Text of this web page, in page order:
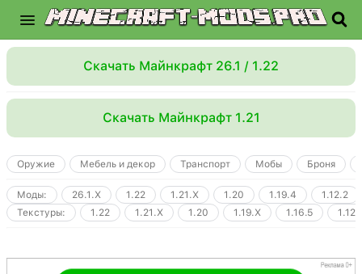
Скачать Майнкрафт 26.1 / 1.22
Скачать Майнкрафт 1.21
Оружие Мебель и декор Транспорт Мобы Броня
Моды: 26.1.X 1.22 1.21.X 1.20 1.19.4
1.12.2
Текстуры:
1.22 1.21.X 1.20 1.19.X 1.16.5